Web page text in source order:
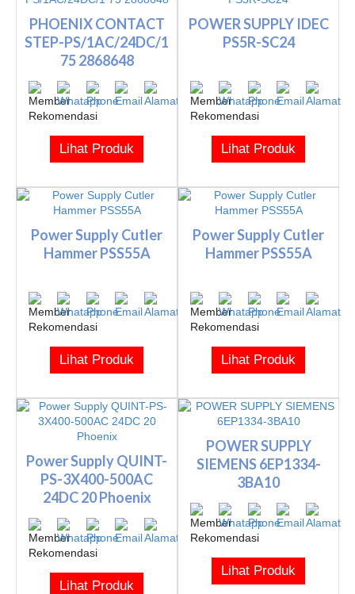
PHOENIX CONTACT
STEP-PS/1AC/24DC/1
75 2868648
Lihat Produk
POWER SUPPLY IDEC
PS5R-SC24
Lihat Produk
Power Supply Cutler
Hammer PSS55A
Lihat Produk
Power Supply Cutler
Hammer PSS55A
Lihat Produk
Power Supply QUINT-
PS-3X400-500AC
24DC 20 Phoenix
Lihat Produk
POWER SUPPLY
SIEMENS 6EP1334-
3BA10
Lihat Produk